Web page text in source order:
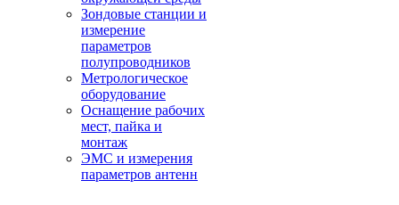
Зондовые станции и
измерение
параметров
полупроводников
Метрологическое
оборудование
Оснащение рабочих
мест, пайка и
монтаж
ЭМС и измерения
параметров антенн